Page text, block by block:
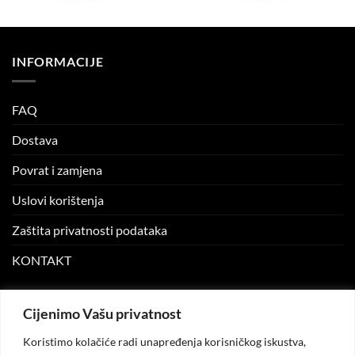
Cijenimo Vašu privatnost
Koristimo kolačiće radi unapređenja korisničkog iskustva,
INFORMACIJE
FAQ
Dostava
Povrat i zamjena
Uslovi korištenja
Zaštita privatnosti podataka
KONTAKT